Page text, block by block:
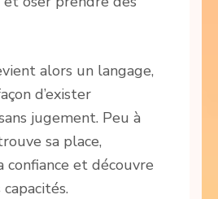
alors un langage,
d’exister
jugement. Peu à
sa place,
confiance et découvre